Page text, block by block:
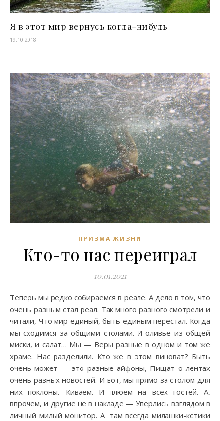
Я в этот мир вернусь когда-нибудь
19.10.2018
ПРИЗМА ЖИЗНИ
Кто-то нас переиграл
10.01.2021
Теперь мы редко собираемся в реале. А дело в том, что
очень разным стал реал. Так много разного смотрели и
читали, Что мир единый, быть единым перестал. Когда
мы сходимся за общими столами. И оливье из общей
миски, и салат… Мы — Веры разные в одном и том же
храме. Нас разделили. Кто же в этом виноват? Быть
очень может — это разные айфоны, Пищат о лентах
очень разных новостей. И вот, мы прямо за столом для
них поклоны, Киваем. И плюем на всех гостей. А,
впрочем, и другие не в накладе — Уперлись взглядом в
личный милый монитор. А там всегда милашки-котики